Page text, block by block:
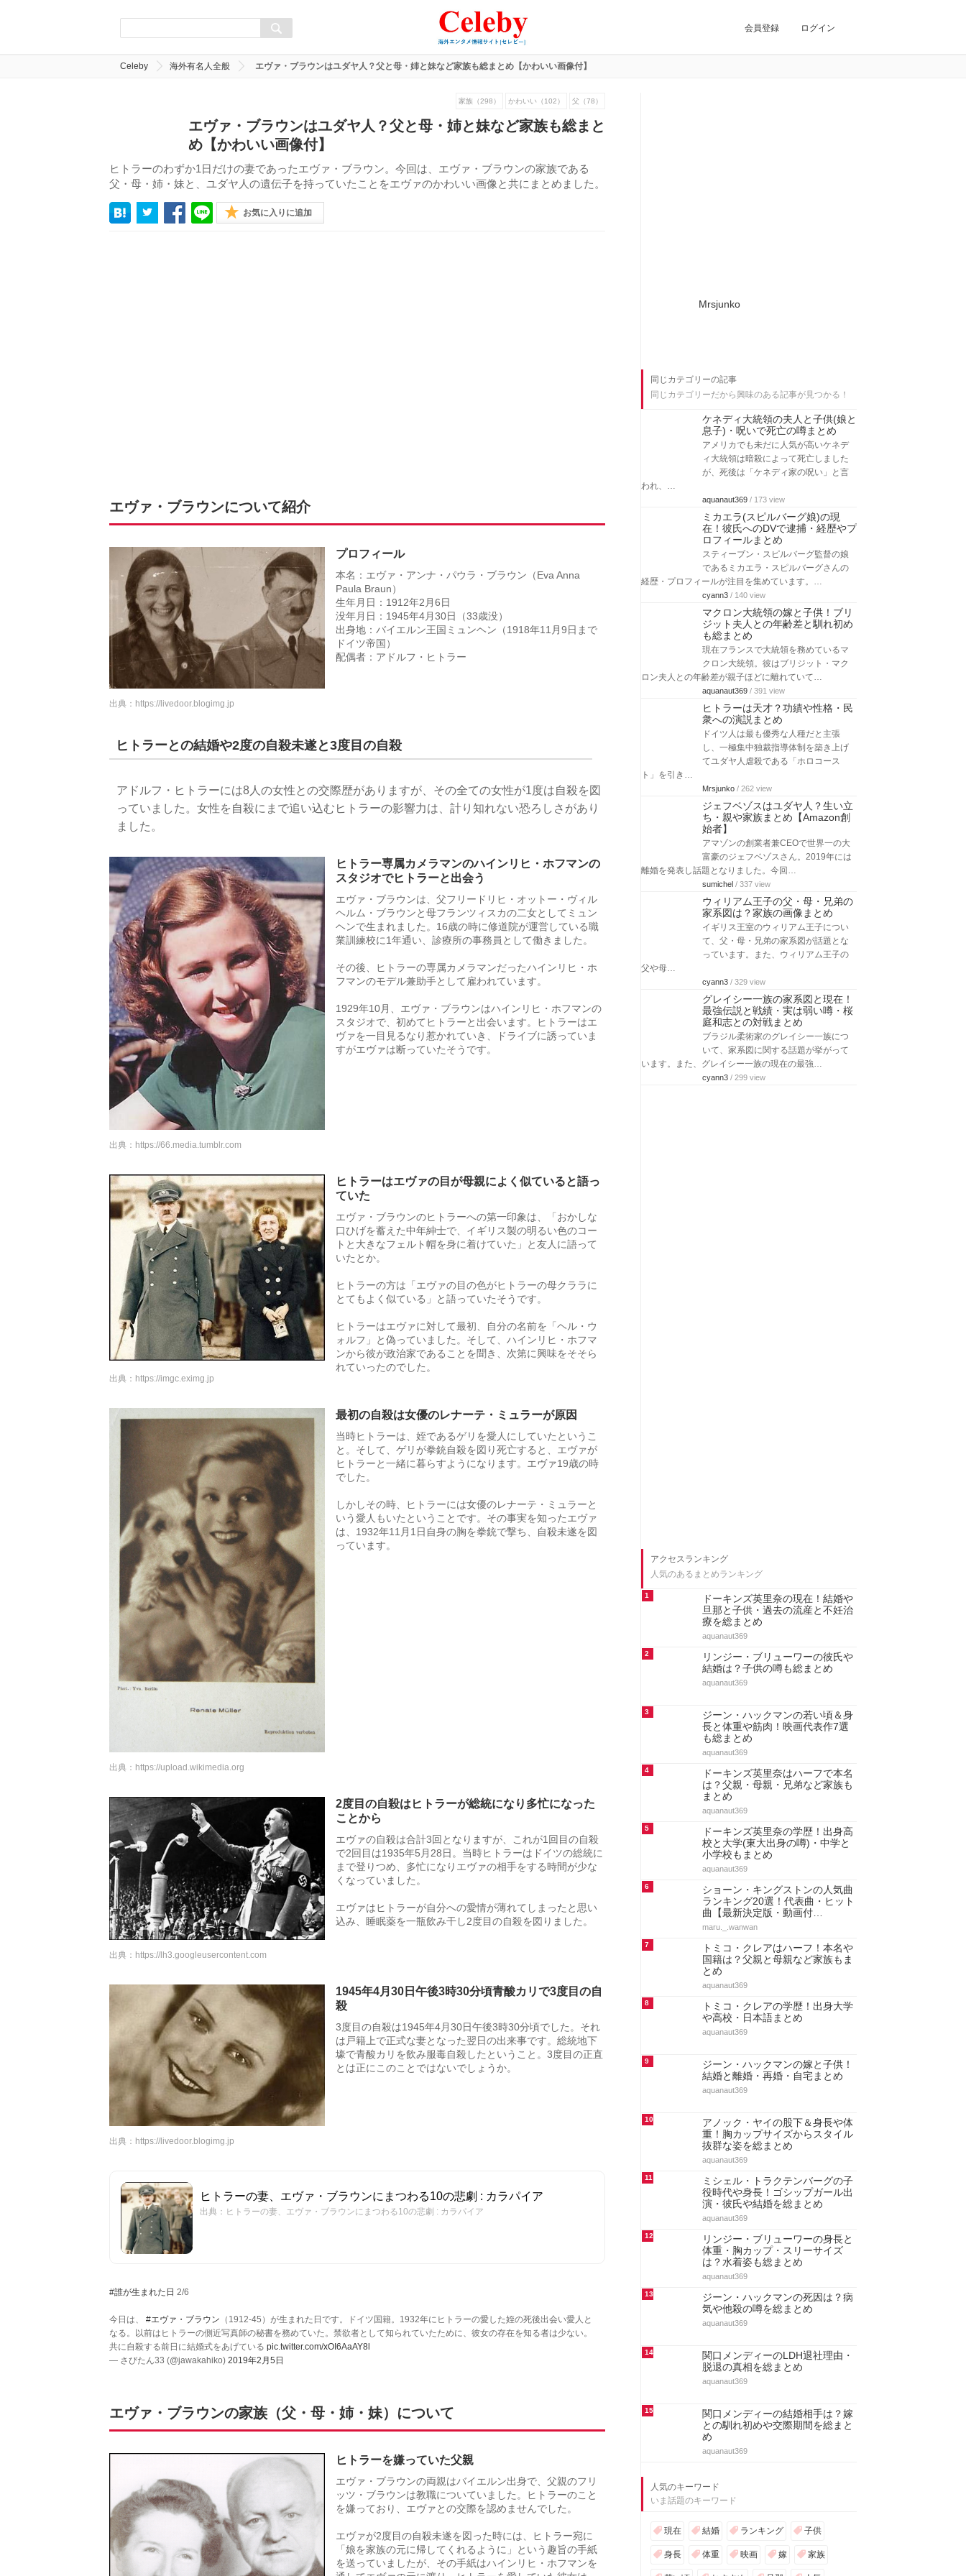
会員登録 ログイン
Celeby 海外有名人全般 エヴァ・ブラウンはユダヤ人？父と母・姉と妹など家族も総まとめ【かわいい画像付】
家族（298） かわいい（102） 父（78）
エヴァ・ブラウンはユダヤ人？父と母・姉と妹など家族も総まと
め【かわいい画像付】
ヒトラーのわずか1日だけの妻であったエヴァ・ブラウン。今回は、エヴァ・ブラウンの家族である
父・母・姉・妹と、ユダヤ人の遺伝子を持っていたことをエヴァのかわいい画像と共にまとめました。
お気に入りに追加
エヴァ・ブラウンについて紹介
プロフィール
本名：エヴァ・アンナ・パウラ・ブラウン（Eva Anna
Paula Braun）
生年月日：1912年2月6日
没年月日：1945年4月30日（33歳没）
出身地：バイエルン王国ミュンヘン（1918年11月9日まで
ドイツ帝国）
配偶者：アドルフ・ヒトラー
出典： https://livedoor.blogimg.jp
ヒトラーとの結婚や2度の自殺未遂と3度目の自殺
アドルフ・ヒトラーには8人の女性との交際歴がありますが、その全ての女性が1度は自殺を図
っていました。女性を自殺にまで追い込むヒトラーの影響力は、計り知れない恐ろしさがあり
ました。
ヒトラー専属カメラマンのハインリヒ・ホフマンの
スタジオでヒトラーと出会う
エヴァ・ブラウンは、父フリードリヒ・オットー・ヴィル
ヘルム・ブラウンと母フランツィスカの二女としてミュン
ヘンで生まれました。16歳の時に修道院が運営している職
業訓練校に1年通い、診療所の事務員として働きました。
その後、ヒトラーの専属カメラマンだったハインリヒ・ホ
フマンのモデル兼助手として雇われています。
1929年10月、エヴァ・ブラウンはハインリヒ・ホフマンの
スタジオで、初めてヒトラーと出会います。ヒトラーはエ
ヴァを一目見るなり惹かれていき、ドライブに誘っていま
すがエヴァは断っていたそうです。
出典： https://66.media.tumblr.com
ヒトラーはエヴァの目が母親によく似ていると語っ
ていた
エヴァ・ブラウンのヒトラーへの第一印象は、「おかしな
口ひげを蓄えた中年紳士で、イギリス製の明るい色のコー
トと大きなフェルト帽を身に着けていた」と友人に語って
いたとか。
ヒトラーの方は「エヴァの目の色がヒトラーの母クララに
とてもよく似ている」と語っていたそうです。
ヒトラーはエヴァに対して最初、自分の名前を「ヘル・ウ
ォルフ」と偽っていました。そして、ハインリヒ・ホフマ
ンから彼が政治家であることを聞き、次第に興味をそそら
れていったのでした。
出典： https://imgc.eximg.jp
最初の自殺は女優のレナーテ・ミュラーが原因
当時ヒトラーは、姪であるゲリを愛人にしていたというこ
と。そして、ゲリが拳銃自殺を図り死亡すると、エヴァが
ヒトラーと一緒に暮らすようになります。エヴァ19歳の時
でした。
しかしその時、ヒトラーには女優のレナーテ・ミュラーと
いう愛人もいたということです。その事実を知ったエヴァ
は、1932年11月1日自身の胸を拳銃で撃ち、自殺未遂を図
っています。
出典： https://upload.wikimedia.org
2度目の自殺はヒトラーが総統になり多忙になった
ことから
エヴァの自殺は合計3回となりますが、これが1回目の自殺
で2回目は1935年5月28日。当時ヒトラーはドイツの総統に
まで登りつめ、多忙になりエヴァの相手をする時間が少な
くなっていました。
エヴァはヒトラーが自分への愛情が薄れてしまったと思い
込み、睡眠薬を一瓶飲み干し2度目の自殺を図りました。
出典： https://lh3.googleusercontent.com
1945年4月30日午後3時30分頃青酸カリで3度目の自
殺
3度目の自殺は1945年4月30日午後3時30分頃でした。それ
は戸籍上で正式な妻となった翌日の出来事です。総統地下
壕で青酸カリを飲み服毒自殺したということ。3度目の正直
とは正にこのことではないでしょうか。
出典： https://livedoor.blogimg.jp
ヒトラーの妻、エヴァ・ブラウンにまつわる10の悲劇 : カラパイア
出典：ヒトラーの妻、エヴァ・ブラウンにまつわる10の悲劇 : カラパイア
#誰が生まれた日 2/6
今日は、 #エヴァ・ブラウン （1912-45）が生まれた日です。ドイツ国籍。1932年にヒトラーの愛した姪の死後出会い愛人と
なる。以前はヒトラーの側近写真師の秘書を務めていた。禁欲者として知られていたために、彼女の存在を知る者は少ない。
共に自殺する前日に結婚式をあげている pic.twitter.com/xOI6AaAY8l
— さびたん33 (@jawakahiko) 2019年2月5日
エヴァ・ブラウンの家族（父・母・姉・妹）について
ヒトラーを嫌っていた父親
エヴァ・ブラウンの両親はバイエルン出身で、父親のフリ
ッツ・ブラウンは教職についていました。ヒトラーのこと
を嫌っており、エヴァとの交際を認めませんでした。
エヴァが2度目の自殺未遂を図った時には、ヒトラー宛に
「娘を家族の元に帰してくれるように」という趣旨の手紙
を送っていましたが、その手紙はハインリヒ・ホフマンを
Mrsjunko
同じカテゴリーの記事
同じカテゴリーだから興味のある記事が見つかる！
ケネディ大統領の夫人と子供(娘と
息子)・呪いで死亡の噂まとめ
アメリカでも未だに人気が高いケネデ
ィ大統領は暗殺によって死亡しました
が、死後は「ケネディ家の呪い」と言
われ、…
aquanaut369 / 173 view
ミカエラ(スピルバーグ娘)の現
在！彼氏へのDVで逮捕・経歴やプ
ロフィールまとめ
スティーブン・スピルバーグ監督の娘
であるミカエラ・スピルバーグさんの
経歴・プロフィールが注目を集めています。…
cyann3 / 140 view
マクロン大統領の嫁と子供！ブリ
ジット夫人との年齢差と馴れ初め
も総まとめ
現在フランスで大統領を務めているマ
クロン大統領。彼はブリジット・マク
ロン夫人との年齢差が親子ほどに離れていて…
aquanaut369 / 391 view
ヒトラーは天才？功績や性格・民
衆への演説まとめ
ドイツ人は最も優秀な人種だと主張
し、一極集中独裁指導体制を築き上げ
てユダヤ人虐殺である「ホロコース
ト」を引き…
Mrsjunko / 262 view
ジェフベゾスはユダヤ人？生い立
ち・親や家族まとめ【Amazon創
始者】
アマゾンの創業者兼CEOで世界一の大
富豪のジェフベゾスさん。2019年には
離婚を発表し話題となりました。今回…
sumichel / 337 view
ウィリアム王子の父・母・兄弟の
家系図は？家族の画像まとめ
イギリス王室のウィリアム王子につい
て、父・母・兄弟の家系図が話題とな
っています。また、ウィリアム王子の
父や母…
cyann3 / 329 view
グレイシー一族の家系図と現在！
最強伝説と戦績・実は弱い噂・桜
庭和志との対戦まとめ
ブラジル柔術家のグレイシー一族につ
いて、家系図に関する話題が挙がって
います。また、グレイシー一族の現在の最強…
cyann3 / 299 view
アクセスランキング
人気のあるまとめランキング
1
ドーキンズ英里奈の現在！結婚や
旦那と子供・過去の流産と不妊治
療を総まとめ
aquanaut369
2
リンジー・ブリューワーの彼氏や
結婚は？子供の噂も総まとめ
aquanaut369
3
ジーン・ハックマンの若い頃＆身
長と体重や筋肉！映画代表作7選
も総まとめ
aquanaut369
4
ドーキンズ英里奈はハーフで本名
は？父親・母親・兄弟など家族も
まとめ
aquanaut369
5
ドーキンズ英里奈の学歴！出身高
校と大学(東大出身の噂)・中学と
小学校もまとめ
aquanaut369
6
ショーン・キングストンの人気曲
ランキング20選！代表曲・ヒット
曲【最新決定版・動画付…
maru._.wanwan
7
トミコ・クレアはハーフ！本名や
国籍は？父親と母親など家族もま
とめ
aquanaut369
8
トミコ・クレアの学歴！出身大学
や高校・日本語まとめ
aquanaut369
9
ジーン・ハックマンの嫁と子供！
結婚と離婚・再婚・自宅まとめ
aquanaut369
10
アノック・ヤイの股下＆身長や体
重！胸カップサイズからスタイル
抜群な姿を総まとめ
aquanaut369
11
ミシェル・トラクテンバーグの子
役時代や身長！ゴシップガール出
演・彼氏や結婚を総まとめ
aquanaut369
12
リンジー・ブリューワーの身長と
体重・胸カップ・スリーサイズ
は？水着姿も総まとめ
aquanaut369
13
ジーン・ハックマンの死因は？病
気や他殺の噂を総まとめ
aquanaut369
14
関口メンディーのLDH退社理由・
脱退の真相を総まとめ
aquanaut369
15
関口メンディーの結婚相手は？嫁
との馴れ初めや交際期間を総まと
め
aquanaut369
人気のキーワード
いま話題のキーワード
現在 結婚 ランキング 子供
身長 体重 映画 嫁 家族